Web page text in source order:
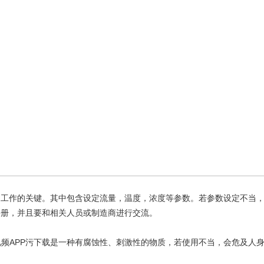
关键。其中包含设定流量，温度，浓度等参数。若参数设定不当
，并且要和相关人员或制造商进行交流。
污下载是一种有腐蚀性、刺激性的物质，若使用不当，会危及人